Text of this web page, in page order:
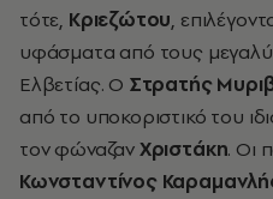
τότε, Κριεζώτου,
υφάσματα από τους
Ελβετίας. Ο Στρατής
από το υποκοριστικό του
τον φώναζανΧριστάκη. Οι
Κωνσταντίνος